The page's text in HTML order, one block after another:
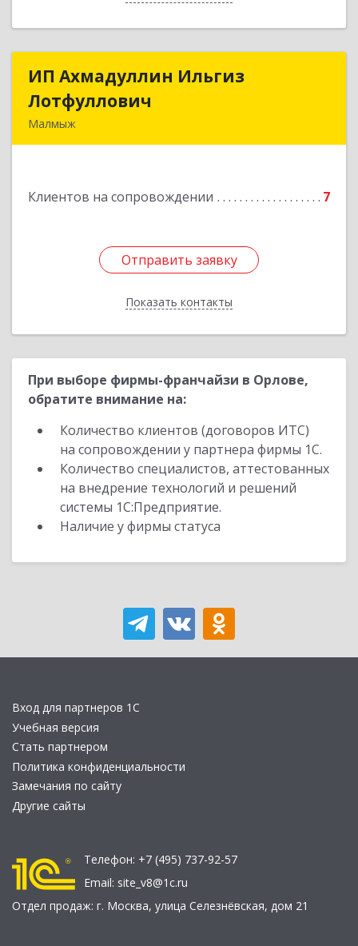
ИП Ахмадуллин Ильгиз
Лотфуллович
Малмыж
Клиентов на сопровождении 7
Отправить заявку
Показать контакты
ИП Ахмадуллин Ильгиз
Подробнее
Отправить заявку
Назад
При выборе фирмы-франчайзи в Орлове,
обратите внимание на:
Количество клиентов (договоров ИТС)
на сопровождении у партнера фирмы 1С.
Количество специалистов, аттестованных
на внедрение технологий и решений
системы 1С:Предприятие.
Наличие у фирмы статуса
Вход для партнеров 1С
Учебная версия
Стать партнером
Политика конфиденциальности
Замечания по сайту
Другие сайты
Телефон: +7 (495) 737-92-57
Email: site_v8@1c.ru
Отдел продаж: г. Москва, улица Селезнёвская, дом 21